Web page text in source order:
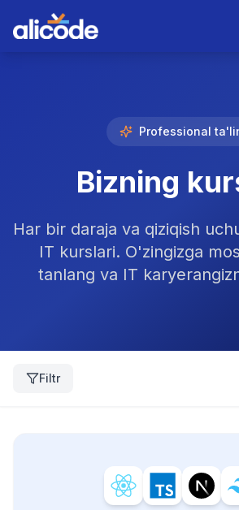
Professional
Bizning
Har bir daraja va qiziqish
IT kurslari. O'zingizga
tanlang va IT
Filtr